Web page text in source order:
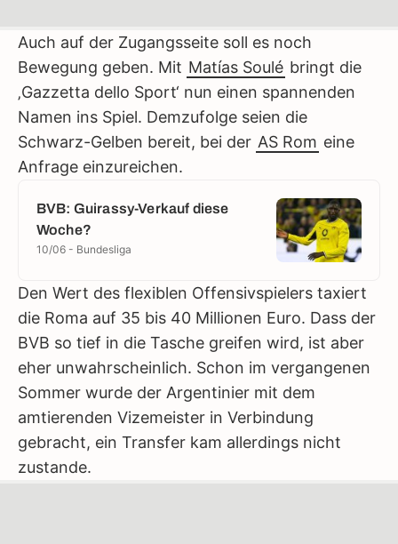
Auch auf der Zugangsseite soll es noch
Bewegung geben. Mit Matías Soulé bringt die
‚Gazzetta dello Sport‘ nun einen spannenden
Namen ins Spiel. Demzufolge seien die
Schwarz-Gelben bereit, bei der AS Rom eine
Anfrage einzureichen.
BVB: Guirassy-Verkauf diese
Woche?
10/06 - Bundesliga
Den Wert des flexiblen Offensivspielers taxiert
die Roma auf 35 bis 40 Millionen Euro. Dass der
BVB so tief in die Tasche greifen wird, ist aber
eher unwahrscheinlich. Schon im vergangenen
Sommer wurde der Argentinier mit dem
amtierenden Vizemeister in Verbindung
gebracht, ein Transfer kam allerdings nicht
zustande.